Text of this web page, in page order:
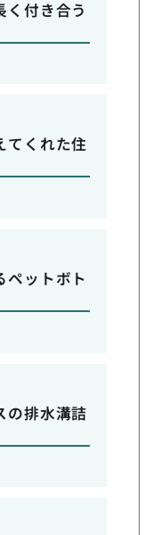
く付き合う
てくれた住
ペットボト
の排水溝詰